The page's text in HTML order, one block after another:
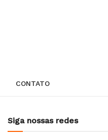
CONTATO
Siga nossas redes